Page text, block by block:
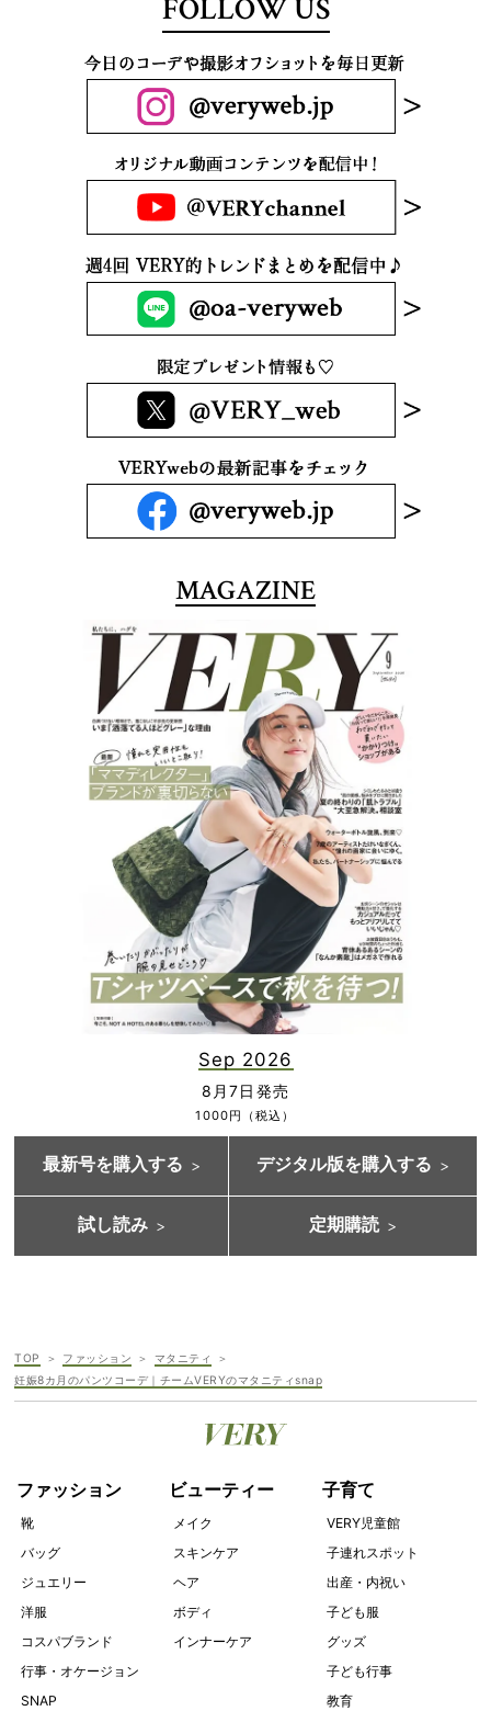
FOLLOW US
MAGAZINE
Sep 2026
8月7日発売
1000円（税込）
最新号を購入する デジタル版を購入する
試し読み 定期購読
TOP ファッション
マタニティ
妊娠8カ月のパンツコーデ｜チームVERYのマタニティsnap
ファッション
靴
バッグ
ジュエリー
洋服
コスパブランド
行事・オケージョン
SNAP
ビューティー
メイク
スキンケア
ヘア
ボディ
インナーケア
子育て
VERY児童館
子連れスポット
出産・内祝い
子ども服
グッズ
子ども行事
教育